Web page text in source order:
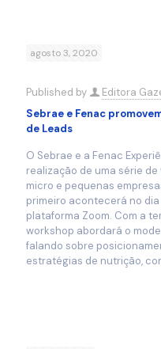
agosto 3, 2020
Published by
Editora
Sebrae e Fenac
de Leads
O Sebrae e a Fenac
realização de uma série
micro e pequenas
primeiro acontecerá no dia
plataforma Zoom. Com a
workshop abordará o
falando sobre
estratégias de nutrição,